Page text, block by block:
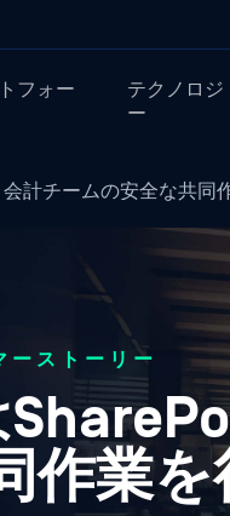
フォー
テクノロジ
ー
会計チームの安全な共同
ーストーリー
作業